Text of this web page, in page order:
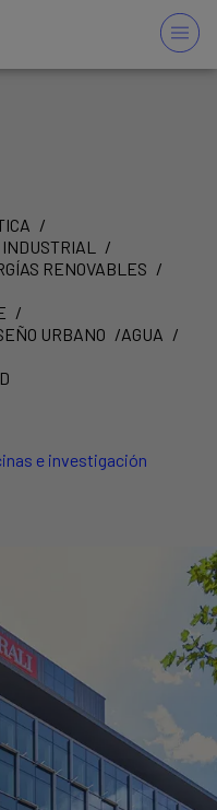
e investigación
RENOVABLES
URBANO
AGUA